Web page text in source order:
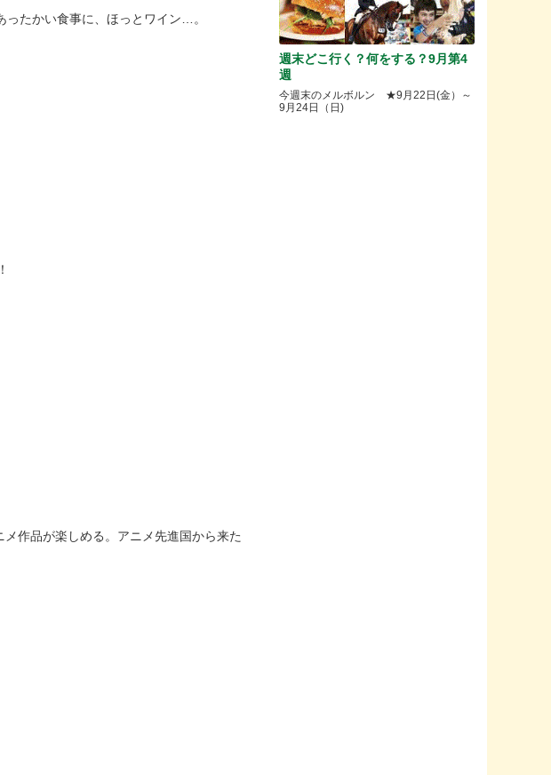
たかい食事に、ほっとワイン…。
作品が楽しめる。アニメ先進国から来た
週末どこ行く？何をする？9月第4
週
今週末のメルボルン ★9月22日(金）～
9月24日（日)